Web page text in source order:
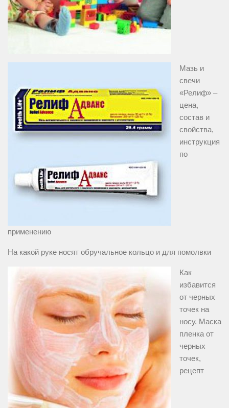
Мазь и
свечи
«Релиф» –
цена,
состав и
свойства,
инструкция
по
применению
На какой руке носят обручальное кольцо и для помолвки
Как
избавится
от черных
точек на
носу. Маска
пленка от
черных
точек,
рецепт